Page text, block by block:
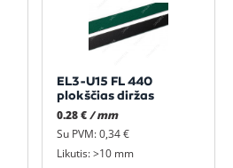
EL3-U15 FL 440
plokščias diržas
0.28 € / mm
Su PVM: 0,34 €
Likutis: >10 mm